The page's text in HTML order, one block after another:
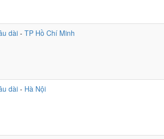
nhé
tui vài cọng tóc
dài- TP Hồ Chí Minh
dài- Hà Nội